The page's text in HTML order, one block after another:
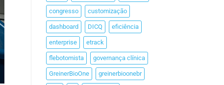
congresso customização
dashboard DICQ eficiência
enterprise etrack
flebotomista governança clínica
GreinerBioOne greinerbioonebr